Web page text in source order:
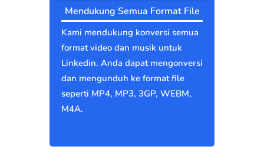
Mendukung Semua Format File
Kami mendukung konversi semua
format video dan musik untuk
Linkedin. Anda dapat mengonversi
dan mengunduh ke format file
seperti MP4, MP3, 3GP, WEBM,
M4A.